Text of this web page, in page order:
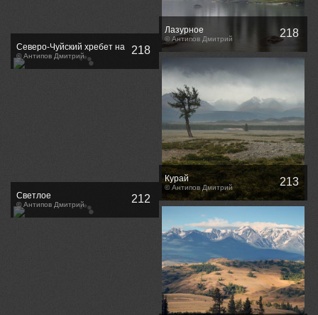
Лазурное
© Антипов Дмитрий 218
Северо-Чуйский хребет на
рассвете / Sunrise at the
North-Chuya Range
© Антипов Дмитрий 218
Курай
© Антипов Дмитрий 213
Светлое
© Антипов Дмитрий 212